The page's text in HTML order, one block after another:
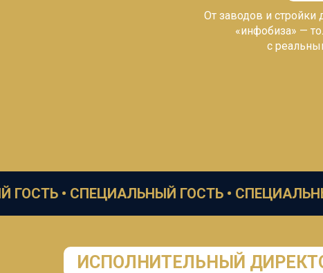
От заводов и стройки
«инфобиза» —
с
СПЕЦИАЛЬНЫЙ ГОСТЬ •СПЕЦИАЛЬНЫЙ ГОСТЬ
ИСПОЛНИТЕЛЬНЫЙ